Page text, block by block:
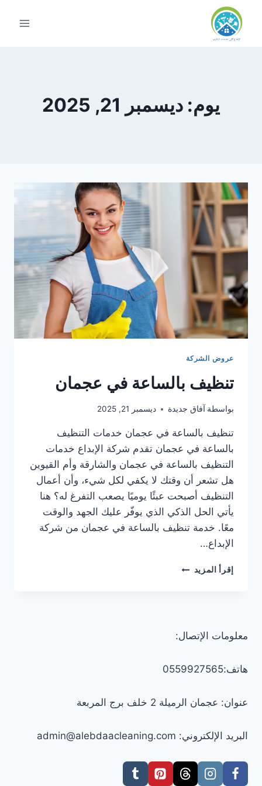
التجاوز
المحتوى
يوم: ديسمبر 21, 2025
عروض الشركة
تنظيف بالساعة في عجمان
بواسطة آفاق جديدة ديسمبر 21, 2025
تنظيف بالساعة في عجمان خدمات التنظيف
بالساعة في عجمان تقدم شركة الإبداع خدمات
التنظيف بالساعة في عجمان والشارقة وأم القيوين
هل تشعر أن وقتك لا يكفي لكل شيء، وأن أعمال
التنظيف أصبحت عبئًا يوميًا يصعب التفرغ له؟ هنا
يأتي الحل الذكي الذي يوفّر عليك الجهد والوقت
معًا. خدمة تنظيف بالساعة في عجمان من شركة
الإبداع…
إقرأ المزيد تنظيف
معلومات الإتصال:
هاتف:0559927565
عنوان: عجمان الرميلة 2 خلف برج المربعة
البريد الإلكتروني: admin@alebdaacleaning.com